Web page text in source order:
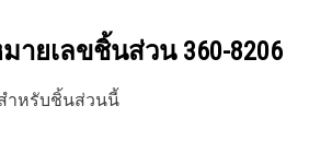
ายเลขชิ้นส่วน 360-8206
ำหรับชิ้นส่วนนี้